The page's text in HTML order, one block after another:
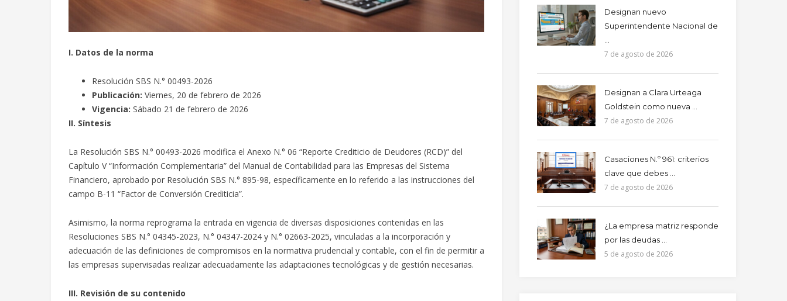
I. Datos de la norma
Resolución SBS N.° 00493-2026
Publicación: Viernes, 20 de febrero de 2026
Vigencia: Sábado 21 de febrero de 2026
II. Síntesis
La Resolución SBS N.° 00493-2026 modifica el Anexo N.° 06 “Reporte Crediticio de Deudores (RCD)” del
Capítulo V “Información Complementaria” del Manual de Contabilidad para las Empresas del Sistema
Financiero, aprobado por Resolución SBS N.° 895-98, específicamente en lo referido a las instrucciones del
campo B-11 “Factor de Conversión Crediticia”.
Asimismo, la norma reprograma la entrada en vigencia de diversas disposiciones contenidas en las
Resoluciones SBS N.° 04345-2023, N.° 04347-2024 y N.° 02663-2025, vinculadas a la incorporación y
adecuación de las definiciones de compromisos en la normativa prudencial y contable, con el fin de permitir a
las empresas supervisadas realizar adecuadamente las adaptaciones tecnológicas y de gestión necesarias.
III. Revisión de su contenido
Designan nuevo
Superintendente Nacional de
7 de agosto de 2026
Designan a Clara Urteaga
Goldstein como nueva ...
7 de agosto de 2026
Casaciones N.º 961: criterios
clave que debes ...
7 de agosto de 2026
¿La empresa matriz responde
por las deudas ...
5 de agosto de 2026